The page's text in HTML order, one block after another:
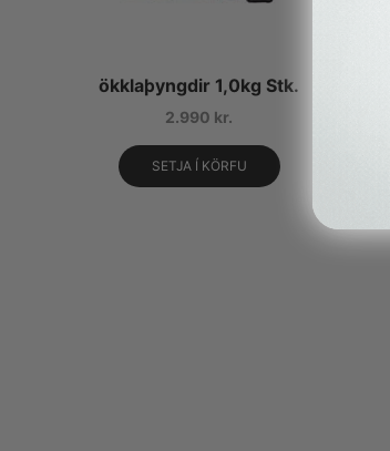
ökklaþyngdir 1,0kg Stk.
2.990 kr.
SETJA Í KÖRFU